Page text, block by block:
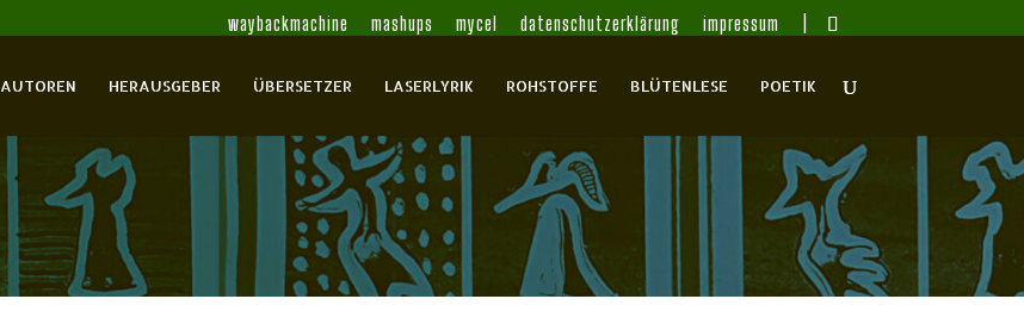
waybackmachine mashups mycel datenschutzerklärung impressum
AUTOREN HERAUSGEBER ÜBERSETZER LASERLYRIK ROHSTOFFE BLÜTENLESE POETIK